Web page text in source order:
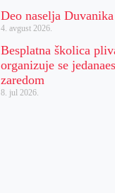
Deo naselja
4. avgust 2026.
Besplatna školica
organizuje se
zaredom
8. jul 2026.